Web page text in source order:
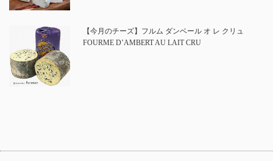
【今月のチーズ】フルム ダンベール オ レ クリュ
FOURME D’AMBERT AU LAIT CRU